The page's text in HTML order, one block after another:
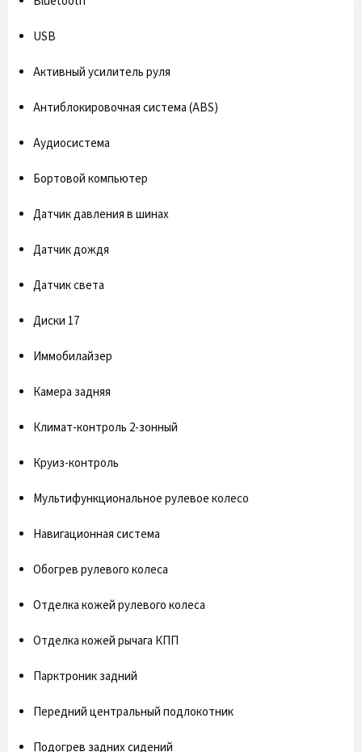
USB
Активный усилитель руля
Антиблокировочная система (ABS)
Аудиосистема
Бортовой компьютер
Датчик давления в шинах
Датчик дождя
Датчик света
Диски 17
Иммобилайзер
Камера задняя
Климат-контроль 2-зонный
Круиз-контроль
Мультифункциональное рулевое колесо
Навигационная система
Обогрев рулевого колеса
Отделка кожей рулевого колеса
Отделка кожей рычага КПП
Парктроник задний
Передний центральный подлокотник
Подогрев задних сидений